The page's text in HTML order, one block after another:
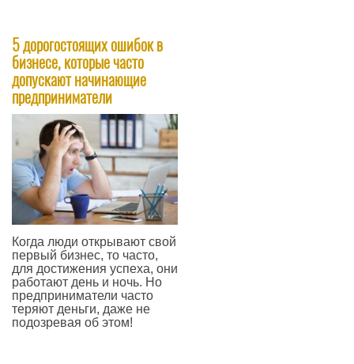
5 дорогостоящих ошибок в
бизнесе, которые часто
допускают начинающие
предприниматели
Когда люди открывают свой
первый бизнес, то часто,
для достижения успеха, они
работают день и ночь. Но
предприниматели часто
теряют деньги, даже не
подозревая об этом!